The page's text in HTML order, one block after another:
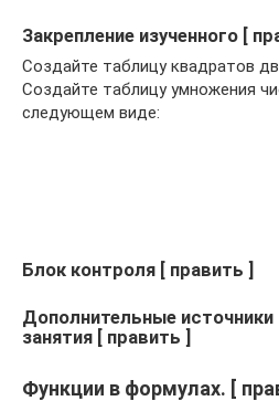
Закрепление изученного [
Создайте таблицу квадратов
Создайте таблицу умножения
следующем виде:
Блок контроля [ править ]
Дополнительные
занятия [ править ]
Функции в формулах. [